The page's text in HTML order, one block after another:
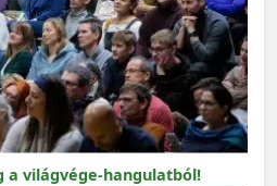
a világvége-hangulatból!